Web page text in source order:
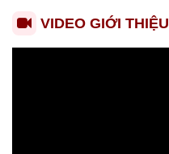
VIDEO GIỚI THIỆU